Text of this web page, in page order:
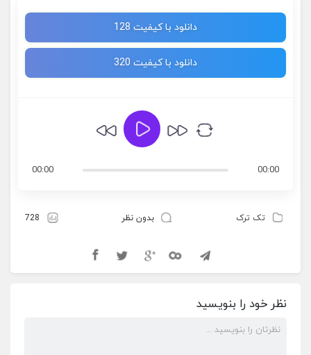
دانلود با کیفیت 128
دانلود با کیفیت 320
00:00
00:00
تک ترک بدون نظر 728
نظر خود را بنویسید